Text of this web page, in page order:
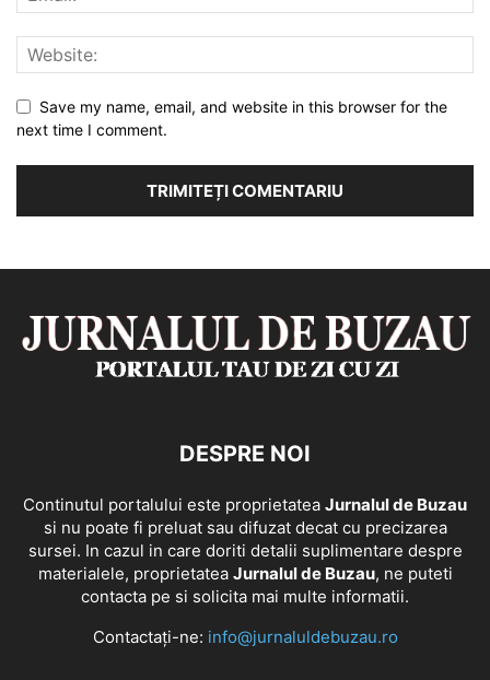
Save my name, email, and website in this browser for the
next time I comment.
DESPRE NOI
Continutul portalului este proprietatea Jurnalul de Buzau
si nu poate fi preluat sau difuzat decat cu precizarea
sursei. In cazul in care doriti detalii suplimentare despre
materialele, proprietatea Jurnalul de Buzau, ne puteti
contacta pe si solicita mai multe informatii.
Contactați-ne: info@jurnaluldebuzau.ro